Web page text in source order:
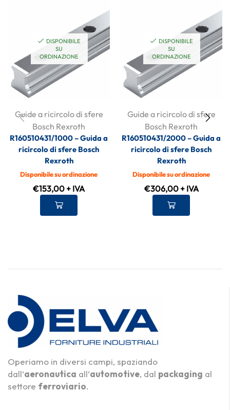
DISPONIBILE
SU
ORDINAZIONE
Guide a ricircolo di sfere
Bosch Rexroth
R160510431/1000 – Guida a
ricircolo di sfere Bosch
Rexroth
Disponibile su ordinazione
€153,00 + IVA
DISPONIBILE
SU
ORDINAZIONE
Guide a ricircolo di sfere
Bosch Rexroth
R160510431/2000 – Guida a
ricircolo di sfere Bosch
Rexroth
Disponibile su ordinazione
€306,00 + IVA
Operiamo in diversi campi, spaziando
dall’aeronautica all’automotive, dal packaging al
settore ferroviario.